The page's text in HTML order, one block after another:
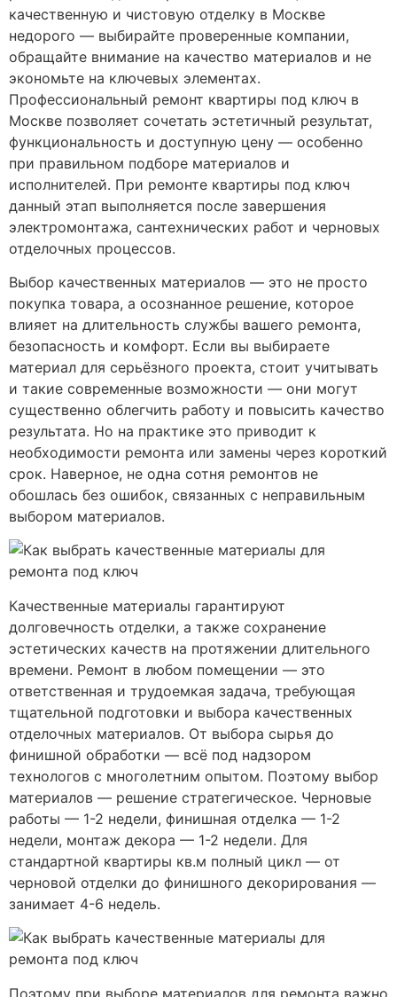
качественную и чистовую отделку в Москве
недорого — выбирайте проверенные компании,
обращайте внимание на качество материалов и не
экономьте на ключевых элементах.
Профессиональный ремонт квартиры под ключ в
Москве позволяет сочетать эстетичный результат,
функциональность и доступную цену — особенно
при правильном подборе материалов и
исполнителей. При ремонте квартиры под ключ
данный этап выполняется после завершения
электромонтажа, сантехнических работ и черновых
отделочных процессов.
Выбор качественных материалов — это не просто
покупка товара, а осознанное решение, которое
влияет на длительность службы вашего ремонта,
безопасность и комфорт. Если вы выбираете
материал для серьёзного проекта, стоит учитывать
и такие современные возможности — они могут
существенно облегчить работу и повысить качество
результата. Но на практике это приводит к
необходимости ремонта или замены через короткий
срок. Наверное, не одна сотня ремонтов не
обошлась без ошибок, связанных с неправильным
выбором материалов.
Качественные материалы гарантируют
долговечность отделки, а также сохранение
эстетических качеств на протяжении длительного
времени. Ремонт в любом помещении — это
ответственная и трудоемкая задача, требующая
тщательной подготовки и выбора качественных
отделочных материалов. От выбора сырья до
финишной обработки — всё под надзором
технологов с многолетним опытом. Поэтому выбор
материалов — решение стратегическое. Черновые
работы — 1-2 недели, финишная отделка — 1-2
недели, монтаж декора — 1-2 недели. Для
стандартной квартиры кв.м полный цикл — от
черновой отделки до финишного декорирования —
занимает 4-6 недель.
Поэтому при выборе материалов для ремонта важно